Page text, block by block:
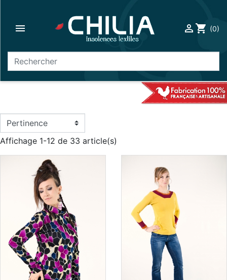
 person_outline shopping_cart (0)
Affichage 1-12 de 33 article(s)